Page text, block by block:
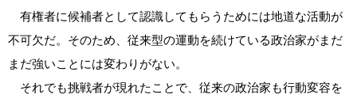
有権者に候補者として認識してもらうためには地道な活動が
不可欠だ。そのため、従来型の運動を続けている政治家がまだ
まだ強いことには変わりがない。
それでも挑戦者が現れたことで、従来の政治家も行動変容を